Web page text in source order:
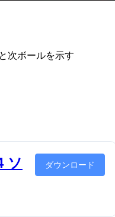
次ボールを示す
ソ
ダウンロード